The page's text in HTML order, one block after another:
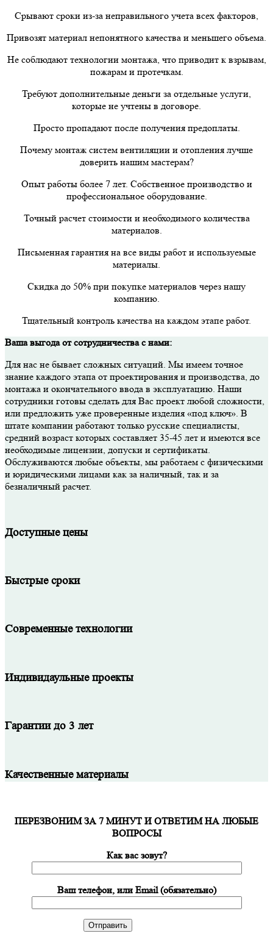
Срывают сроки из-за неправильного учета всех факторов,
Привозят материал непонятного качества и меньшего объема.
Не соблюдают технологии монтажа, что приводит к взрывам,
пожарам и протечкам.
Требуют дополнительные деньги за отдельные услуги,
которые не учтены в договоре.
Просто пропадают после получения предоплаты.
Почему монтаж систем вентиляции и отопления лучше
доверить нашим мастерам?
Опыт работы более 7 лет. Собственное производство и
профессиональное оборудование.
Точный расчет стоимости и необходимого количества
материалов.
Письменная гарантия на все виды работ и используемые
материалы.
Скидка до 50% при покупке материалов через нашу
компанию.
Тщательный контроль качества на каждом этапе работ.
Ваша выгода от сотрудничества с нами:
Для нас не бывает сложных ситуаций. Мы имеем точное
знание каждого этапа от проектирования и производства, до
монтажа и окончательного ввода в эксплуатацию. Наши
сотрудники готовы сделать для Вас проект любой сложности,
или предложить уже проверенные изделия «под ключ». В
штате компании работают только русские специалисты,
средний возраст которых составляет 35-45 лет и имеются все
необходимые лицензии, допуски и сертификаты.
Обслуживаются любые объекты, мы работаем с физическими
и юридическими лицами как за наличный, так и за
безналичный расчет.
Доступные цены
Быстрые сроки
Современные технологии
Индивидаульные проекты
Гарантии до 3 лет
Качественные материалы
ПЕРЕЗВОНИМ ЗА 7 МИНУТ И ОТВЕТИМ НА ЛЮБЫЕ
ВОПРОСЫ
Как вас зовут?
Ваш телефон, или Email (обязательно)